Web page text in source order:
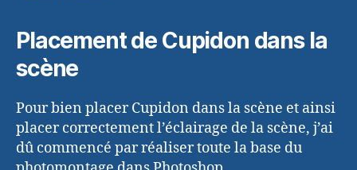
Placement de Cupidon dans la
scène
Pour bien placer Cupidon dans la scène et ainsi
placer correctement l’éclairage de la scène, j’ai
dû commencé par réaliser toute la base du